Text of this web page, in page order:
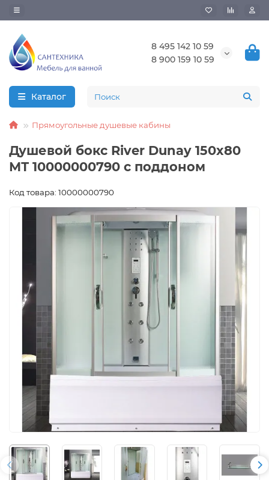
8 495 142 10 59
8 900 159 10 59
Каталог
Прямоугольные душевые кабины
Душевой бокс River Dunay 150x80
МТ 10000000790 с поддоном
Код товара: 10000000790